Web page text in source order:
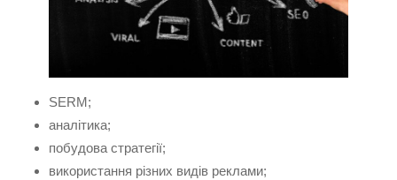
SERM;
аналітика;
побудова стратегії;
використання різних видів реклами;